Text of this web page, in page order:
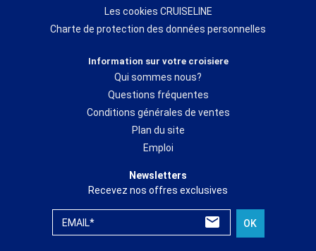
Les cookies CRUISELINE
Charte de protection des données personnelles
Information sur votre croisiere
Qui sommes nous?
Questions fréquentes
Conditions générales de ventes
Plan du site
Emploi
Newsletters
Recevez nos offres exclusives
EMAIL* OK